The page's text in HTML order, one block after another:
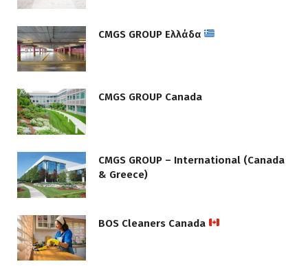
CMGS GROUP Ελλάδα
CMGS GROUP Canada
CMGS GROUP – International (Canada
& Greece)
BOS Cleaners Canada